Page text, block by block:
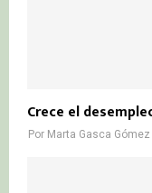
Crece el
Por Marta Gasca Gómez